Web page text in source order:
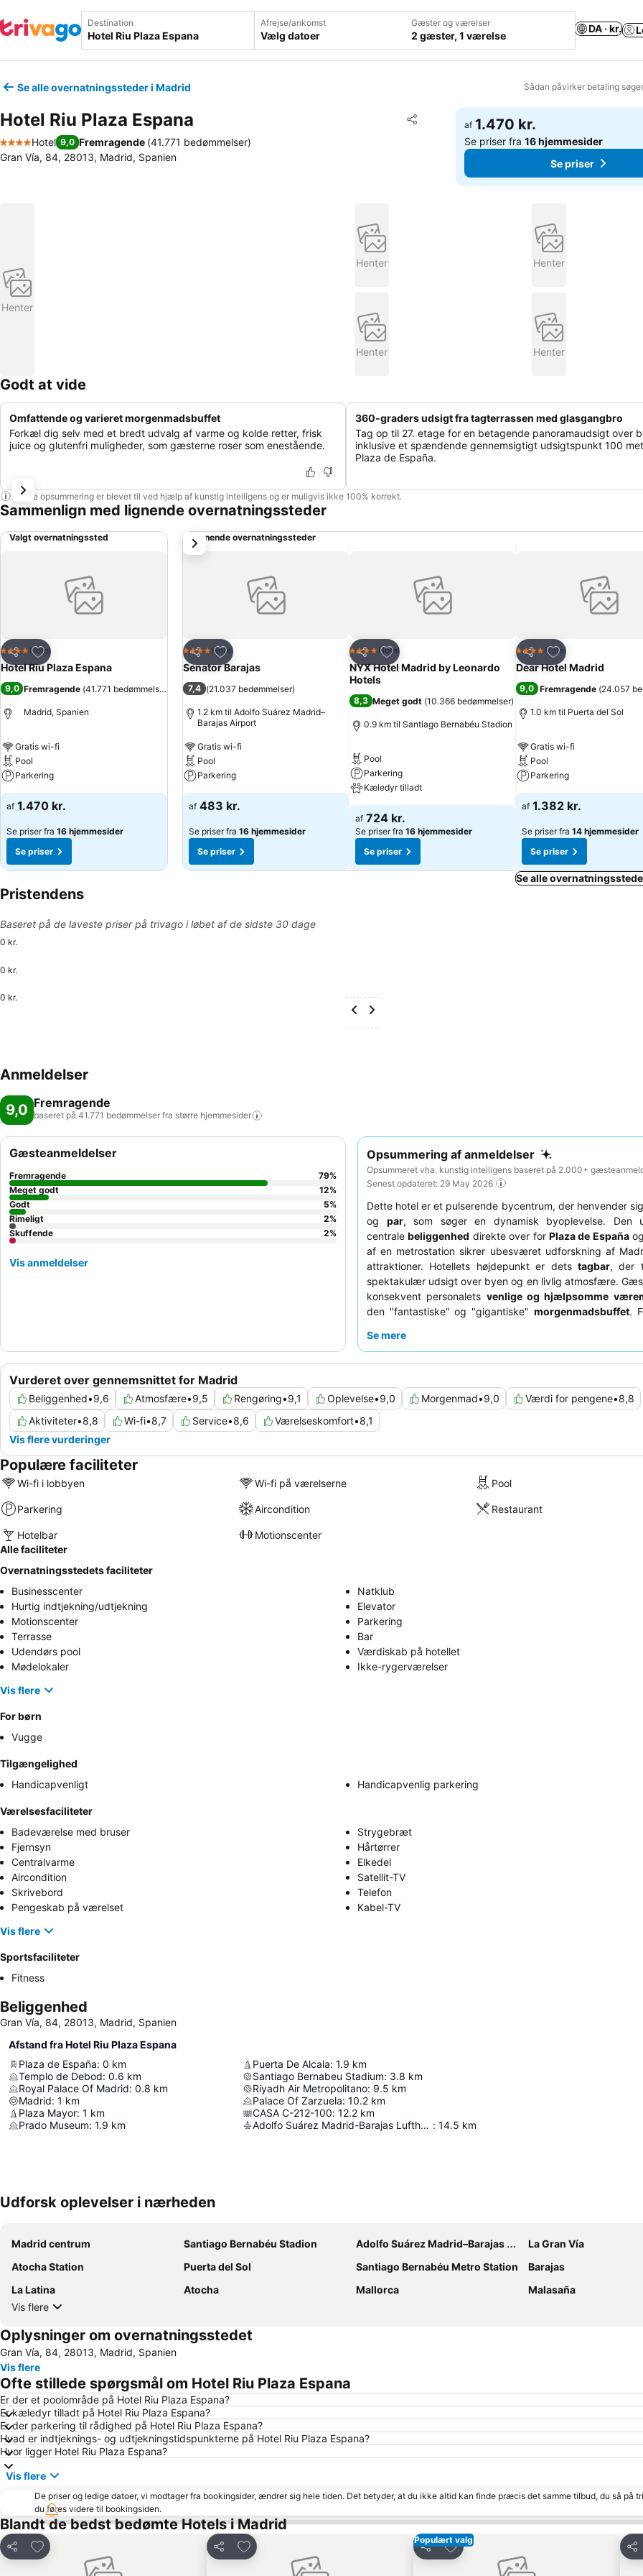
Destination Afrejse/ankomst
Vælg datoer
Gæster og værelser
2 gæster, 1 værelse
DA · kr.
Se alle overnatningssteder i Madrid Sådan påvirker betaling
Hotel Riu Plaza Espana Del
Føj til favoritter
4 Stjerner
Hotel 9,0 Fremragende (41.771 bedømmelser)
Gran Vía, 84, 28013, Madrid, Spanien
af 1.470 kr.
Se priser fra16 hjemmesider
Se priser
Henter
Henter Henter
Henter Henter
Godt at vide
Omfattende og varieret morgenmadsbuffet
Forkæl dig selv med et bredt udvalg af varme og kolde retter, frisk
juice og glutenfri muligheder, som gæsterne roser som enestående.
360-graders udsigt fra tagterrassen med glasgangbro
Tag op til 27. etage for en betagende panoramaudsigt over
inklusive et spændende gennemsigtigt udsigtspunkt 100
Plaza de España.
Denne opsummering er blevet til ved hjælp af kunstig intelligens og er muligvis ikke 100% korrekt.
Sammenlign med lignende overnatningssteder
Valgt overnatningssted
Del
Føj til favoritter
4 StjernerHotel
Hotel Riu Plaza Espana
9,0 Fremragende (41.771 bedømmelser
Madrid, Spanien
Gratis wi-fi
Pool
Parkering
af 1.470 kr.
Se priser fra 16 hjemmesider
Se priser
Lignende overnatningssteder
Del
Føj til favoritter
4 StjernerHotel
Senator Barajas
7,4 (21.037 bedømmelser)
1.2 km til Adolfo Suárez Madrid–
Barajas Airport
Gratis wi-fi
Pool
Parkering
af 483 kr.
Se priser fra 16 hjemmesider
Se priser
Del
Føj til favoritter
4 StjernerHotel
NYX Hotel Madrid by Leonardo
Hotels
8,3 Meget godt (10.366 bedømmelser)
0.9 km til Santiago Bernabéu Stadion
Pool
Parkering
Kæledyr tilladt
af 724 kr.
Se priser fra 16 hjemmesider
Se priser
Del
Føj til favoritter
4 StjernerHotel
Dear Hotel Madrid
9,0 Fremragende (24.057
1.0 km til Puerta del Sol
Gratis wi-fi
Pool
Parkering
af 1.382 kr.
Se priser fra 14 hjemmesider
Se priser
næste
Se alle
Pristendens
Baseret på de laveste priser på trivago i løbet af de sidste 30 dage
0 kr.
0 kr.
0 kr.
Anmeldelser
9,0 Fremragende
baseret på 41.771 bedømmelser fra større hjemmesider
Opsummering af anmeldelser
Opsummeret vha. kunstig intelligens baseret på 2.000+
Senest opdateret: 29 May 2026
Dette hotel er et pulserende bycentrum, der henvender
og par, som søger en dynamisk byoplevelse. Den
centralebeliggenhed direkte over forPlaza de España
af en metrostation sikrer ubesværet udforskning af
attraktioner. Hotellets højdepunkt er dets tagbar, der
spektakulær udsigt over byen og en livlig atmosfære.
konsekvent personalets venlige og hjælpsomme
den "fantastiske" og "gigantiske" morgenmadsbuffet.
Se mere
Vurderet over gennemsnittet for Madrid
Beliggenhed•9,6 Atmosfære•9,5 Rengøring•9,1 Oplevelse•9,0 Morgenmad•9,0 Værdi for pengene•8,8
Aktiviteter•8,8 Wi-fi•8,7 Service•8,6 Værelseskomfort•8,1
Vis flere vurderinger
Gæsteanmeldelser
Fremragende 79%
Meget godt
12%
Godt
5%
Rimeligt
2%
Skuffende
2%
Vis anmeldelser
Populære faciliteter
Wi-fi i lobbyen Wi-fi på værelserne Pool
Parkering Aircondition Restaurant
Hotelbar
Motionscenter
Alle faciliteter
Overnatningsstedets faciliteter
Businesscenter
Natklub
Hurtig indtjekning/udtjekning
Elevator
Motionscenter
Parkering
Terrasse
Bar
Udendørs pool
Værdiskab på hotellet
Mødelokaler
Ikke-rygerværelser
Vis flere
For børn
Vugge
Tilgængelighed
Handicapvenligt
Handicapvenlig parkering
Værelsesfaciliteter
Badeværelse med bruser
Strygebræt
Fjernsyn
Hårtørrer
Centralvarme
Elkedel
Aircondition
Satellit-TV
Skrivebord
Telefon
Pengeskab på værelset
Kabel-TV
Vis flere
Sportsfaciliteter
Fitness
Beliggenhed
Gran Vía, 84, 28013, Madrid, Spanien
Afstand fra Hotel Riu Plaza Espana
Plaza de España: 0 km
Templo de Debod: 0.6 km
Royal Palace Of Madrid: 0.8 km
Madrid: 1 km
Plaza Mayor: 1 km
Prado Museum: 1.9 km
Puerta De Alcala: 1.9 km
Santiago Bernabeu Stadium: 3.8 km
Riyadh Air Metropolitano: 9.5 km
Palace Of Zarzuela: 10.2 km
CASA C-212-100: 12.2 km
Adolfo Suárez Madrid-Barajas Lufthavn : 14.5 km
Udforsk oplevelser i nærheden
Madrid centrum Santiago Bernabéu Stadion Adolfo Suárez Madrid–Barajas Airport
La Gran Vía
Atocha Station
Puerta del Sol Santiago Bernabéu Metro Station
Barajas
La Latina
Atocha Mallorca
Malasaña
Vis flere
Oplysninger om overnatningsstedet
Gran Vía, 84, 28013, Madrid, Spanien
Vis flere
Ofte stillede spørgsmål om Hotel Riu Plaza Espana
Er der et poolområde på Hotel Riu Plaza Espana?
Er kæledyr tilladt på Hotel Riu Plaza Espana?
Er der parkering til rådighed på Hotel Riu Plaza Espana?
Hvad er indtjeknings- og udtjekningstidspunkterne på Hotel Riu Plaza Espana?
Hvor ligger Hotel Riu Plaza Espana?
Vis flere
De priser og ledige datoer, vi modtager fra bookingsider, ændrer sig hele tiden. Det betyder, at du ikke altid kan finde præcis det samme tilbud, du så på
du føres videre til bookingsiden.
Blandt de bedst bedømte Hotels i Madrid
Del
Føj til favoritter
Del
Føj til favoritter Populært valg
Del
Føj til favoritter
Del